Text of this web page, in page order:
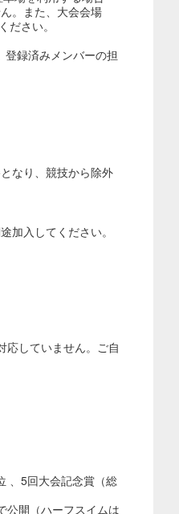
。また、大会会場
さい。
録済みメンバーの担
なり、競技から除外
入してください。
応していません。ご自
、5回大会記念賞（総
公開（ハーフスイムは